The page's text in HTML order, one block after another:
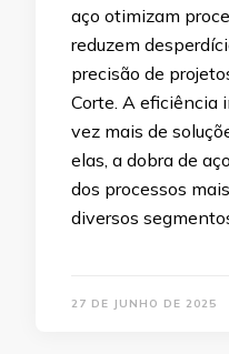
aço otimizam
reduzem
precisão de
Corte. A eficiência
vez mais de
elas, a dobra de
dos processos
diversos
27 DE JUNHO DE 2025